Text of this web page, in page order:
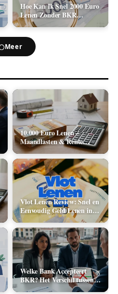
Hoe Kan Ik Snel 2000 Euro
Lenen Zonder BKR
Toetsing? (De Realistische
Meer
10.000 Euro Lenen –
Maandlasten & Rente
Berekenen (2026)
Vlot Lenen Review: Snel en
Eenvoudig Geld Lenen in
2026
Welke Bank Accepteert
BKR? Het Verschil tussen
Positief en Negatief BKR